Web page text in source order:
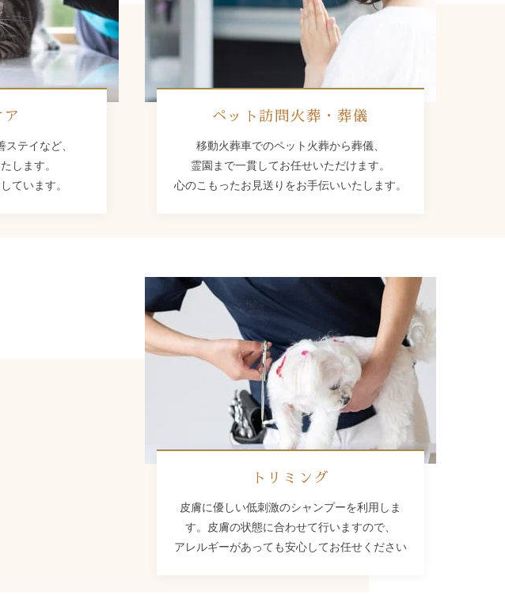
テイなど、
します。
ています。
ペット訪問火葬・葬儀
移動火葬車でのペット火葬から葬儀、
霊園まで一貫してお任せいただけます。
心のこもったお見送りをお手伝いいたします。
トリミング
皮膚に優しい低刺激のシャンプーを利用しま
す。皮膚の状態に合わせて行いますので、
アレルギーがあっても安心してお任せください